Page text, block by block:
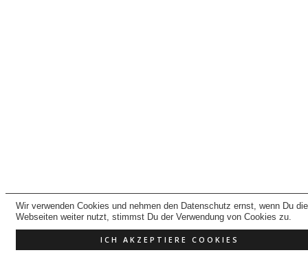
Wir verwenden Cookies und nehmen den Datenschutz ernst, wenn Du
Webseiten weiter nutzt, stimmst Du der Verwendung von Cookies zu.
ICH AKZEPTIERE COOKIES